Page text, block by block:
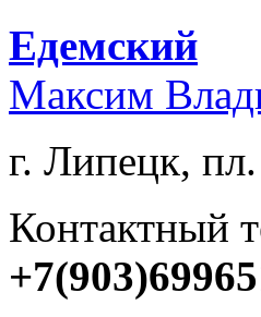
Едемский
Максим
г. Липецк,
Контактный